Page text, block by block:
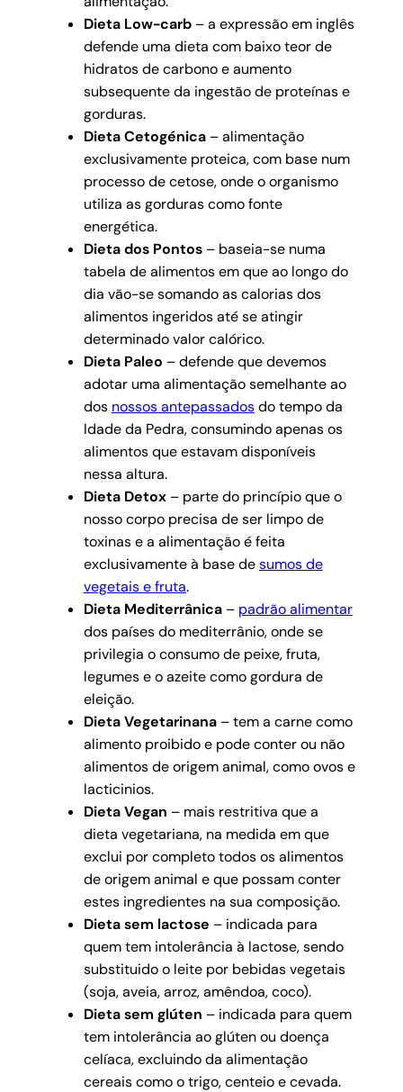
Dieta Low-carb– a expressão em inglês
defende uma dieta com baixo teor de
hidratos de carbono e aumento
subsequente da ingestão de proteínas e
gorduras.
Dieta Cetogénica– alimentação
exclusivamente proteica, com base num
processo de cetose, onde o organismo
utiliza as gorduras como fonte
energética.
Dieta dos Pontos– baseia-se numa
tabela de alimentos em que ao longo do
dia vão-se somando as calorias dos
alimentos ingeridos até se atingir
determinado valor calórico.
Dieta Paleo – defende que devemos
adotar uma alimentação semelhante ao
dos nossos antepassadosdo tempo da
Idade da Pedra, consumindo apenas os
alimentos que estavam disponíveis
nessa altura.
Dieta Detox– parte do princípio que o
nosso corpo precisa de ser limpo de
toxinas e a alimentação é feita
exclusivamente à base desumos de
vegetais e fruta.
Dieta Mediterrânica– padrão alimentar
dos países do mediterrânio, onde se
privilegia o consumo de peixe, fruta,
legumes e o azeite como gordura de
eleição.
Dieta Vegetarinana– tem a carne como
alimento proibido e pode conter ou não
alimentos de origem animal, como ovos e
lacticinios.
Dieta Vegan – mais restritiva que a
dieta vegetariana, na medida em que
exclui por completo todos os alimentos
de origem animal e que possam conter
estes ingredientes na sua composição.
Dieta sem lactose – indicada para
quem tem intolerância à lactose, sendo
substituido o leite por bebidas vegetais
(soja, aveia, arroz, amêndoa, coco).
Dieta sem glúten – indicada para quem
tem intolerância ao glúten ou doença
celíaca, excluindo da alimentação
cereais como o trigo, centeio e cevada.